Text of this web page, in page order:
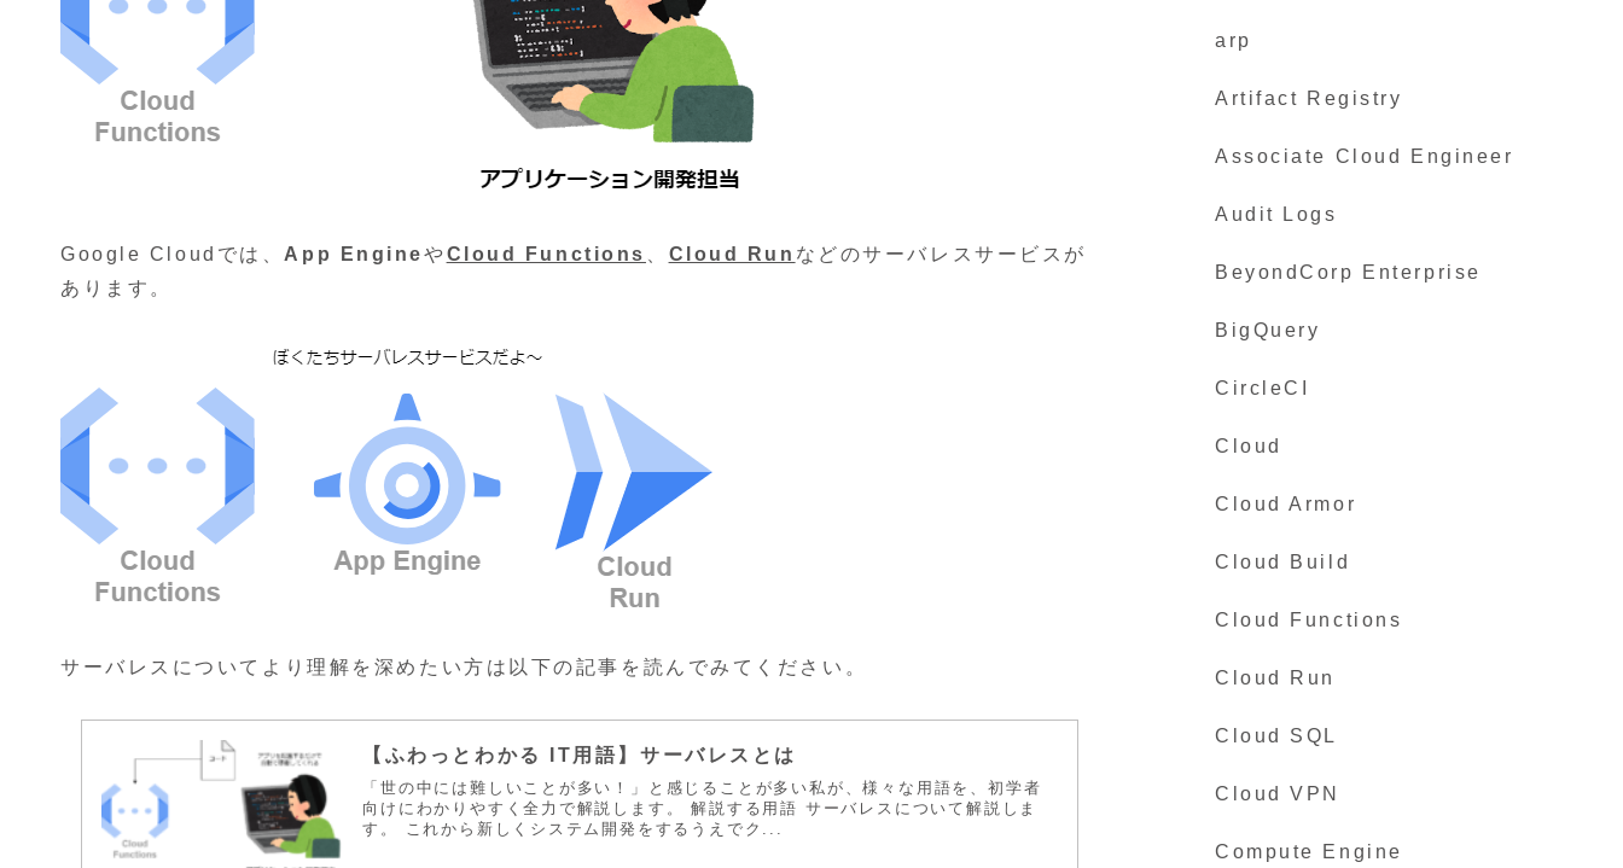
Google Cloudでは、 App EngineやCloud Functions Cloud Run などのサーバレスサービスが
あります。
サーバレスについてより理解を深めたい方は以下の記事を読んでみてください。
【ふわっとわかる IT用語】サーバレスとは
「世の中には難しいことが多い！」と感じることが多い私が、様々な用語を、初学者
向けにわかりやすく全力で解説します。 解説する用語 サーバレスについて解説しま
す。 これから新しくシステム開発をするうえでク...
arp
Artifact Registry
Associate Cloud Engineer
Audit Logs
BeyondCorp Enterprise
BigQuery
CircleCI
Cloud
Cloud Armor
Cloud Build
Cloud Functions
Cloud Run
Cloud SQL
Cloud VPN
Compute Engine